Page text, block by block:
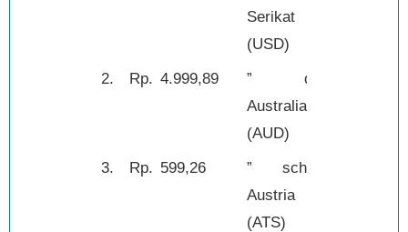
Serikat
(USD)
2. Rp. 4.999,89
” dolar
Australia
(AUD)
3. Rp. 599,26
” schilling
Austria
(ATS)